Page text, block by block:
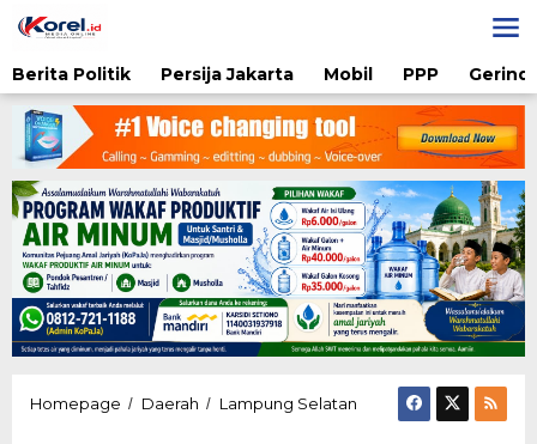
ke
Berita Politik
Persija Jakarta Mobil PPP
Homepage / Daerah / Lampung Selatan Lampung
Selatan